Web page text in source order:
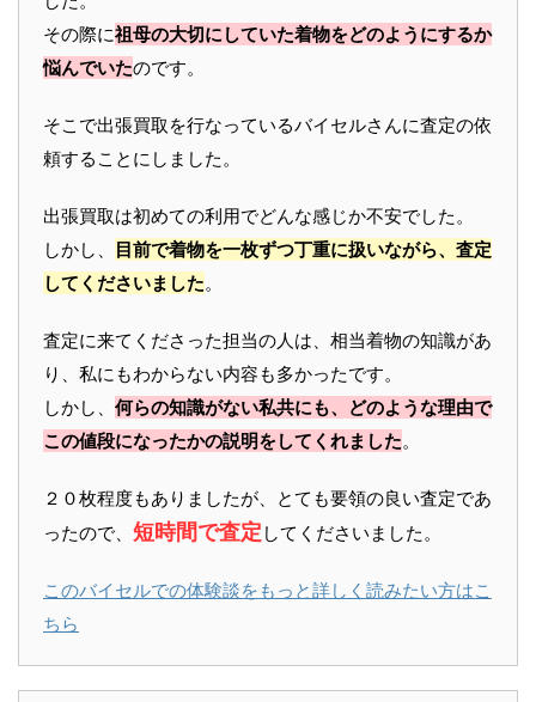
その際に祖母の大切にしていた着物をどのようにするか
悩んでいたのです。
そこで出張買取を行なっているバイセルさんに査定の依
頼することにしました。
出張買取は初めての利用でどんな感じか不安でした。
しかし、
目前で着物を一枚ずつ丁重に扱いながら、査定
してくださいました。
査定に来てくださった担当の人は、相当着物の知識があ
り、私にもわからない内容も多かったです。
しかし、 何らの知識がない私共にも、どのような理由で
この値段になったかの説明をしてくれました。
２０枚程度もありましたが、とても要領の良い査定であ
ったので、 短時間で査定 してくださいました。
このバイセルでの体験談をもっと詳しく読みたい方はこ
ちら